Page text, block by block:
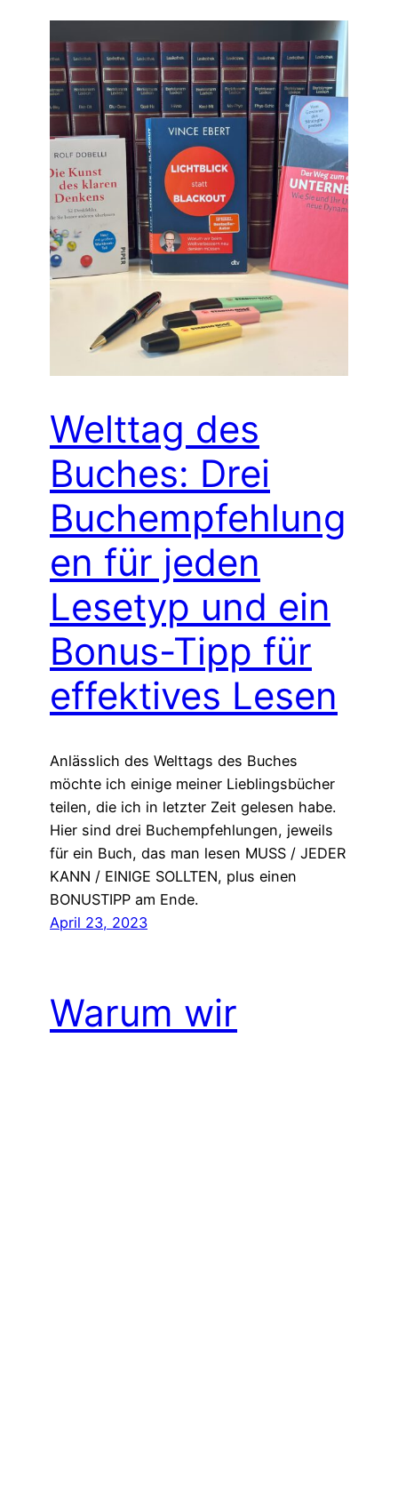
Welttag des
Buches: Drei
Buchempfehlung
en für jeden
Lesetyp und ein
Bonus-Tipp für
effektives Lesen
Anlässlich des Welttags des Buches
möchte ich einige meiner Lieblingsbücher
teilen, die ich in letzter Zeit gelesen habe.
Hier sind drei Buchempfehlungen, jeweils
für ein Buch, das man lesen MUSS / JEDER
KANN / EINIGE SOLLTEN, plus einen
BONUSTIPP am Ende.
April 23, 2023
Warum wir